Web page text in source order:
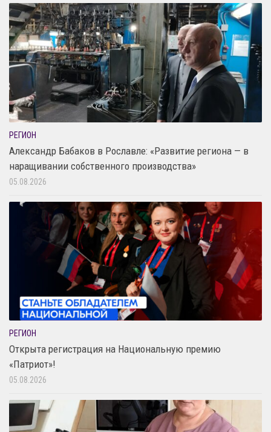
РЕГИОН
Александр Бабаков в Рославле: «Развитие региона — в
наращивании собственного производства»
05.08.2026
РЕГИОН
Открыта регистрация на Национальную премию
«Патриот»!
05.08.2026